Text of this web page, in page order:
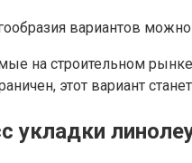
вариантов
на строительном
этот вариант
укладки